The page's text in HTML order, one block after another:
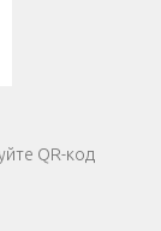
QR-код